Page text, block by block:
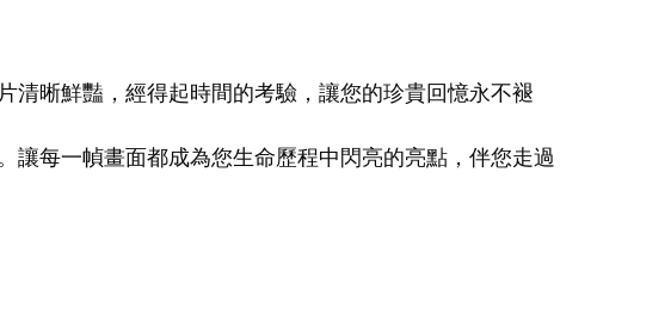
清晰鮮豔，經得起時間的考驗，讓您的珍貴回憶永不褪
每一幀畫面都成為您生命歷程中閃亮的亮點，伴您走過